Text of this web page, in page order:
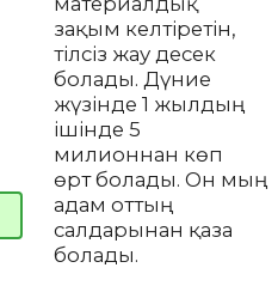
зақым келтіретін,
тілсіз жау десек
болады. Дүние
жүзінде 1 жылдың
ішінде 5
милионнан көп
өрт болады. Он мың
адам оттың
салдарынан қаза
болады.